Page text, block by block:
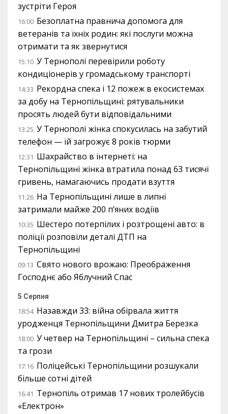
зустріти Героя
16:00 Безоплатна правнича допомога для
ветеранів та їхніх родин: які послуги можна
отримати та як звернутися
15:10 У Тернополі перевірили роботу
кондиціонерів у громадському транспорті
14:33 Рекордна спека і 12 пожеж в екосистемах
за добу на Тернопільщині: рятувальники
просять людей бути відповідальними
13:25 У Тернополі жінка спокусилась на забутий
телефон — їй загрожує 8 років тюрми
12:31 Шахрайство в інтернеті: на
Тернопільщині жінка втратила понад 63 тисячі
гривень, намагаючись продати взуття
11:26 На Тернопільщині лише в липні
затримали майже 200 п’яних водіїв
10:35 Шестеро потерпілих і розтрощені авто: в
поліції розповіли деталі ДТП на
Тернопільщині
09:13 Свято нового врожаю: Преображення
Господнє або Яблучний Спас
5 Серпня
18:54 Назавжди 33: війна обірвала життя
уродженця Тернопільщини Дмитра Березка
18:00 У четвер на Тернопільщині – сильна спека
та грози
17:16 Поліцейські Тернопільщини розшукали
більше сотні дітей
16:41 Тернопіль отримав 17 нових тролейбусів
«Електрон»